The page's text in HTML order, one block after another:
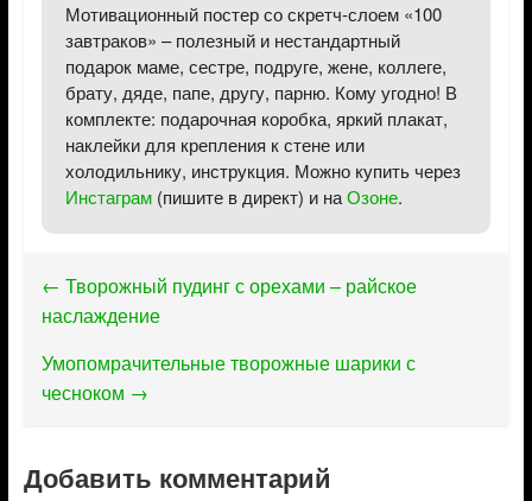
Мотивационный постер со скретч-слоем «100
завтраков» – полезный и нестандартный
подарок маме, сестре, подруге, жене, коллеге,
брату, дяде, папе, другу, парню. Кому угодно! В
комплекте: подарочная коробка, яркий плакат,
наклейки для крепления к стене или
холодильнику, инструкция. Можно купить через
Инстаграм(пишите в директ) и наОзоне.
← Творожный пудинг с орехами – райское
наслаждение
Умопомрачительные творожные шарики с
чесноком →
Добавить комментарий